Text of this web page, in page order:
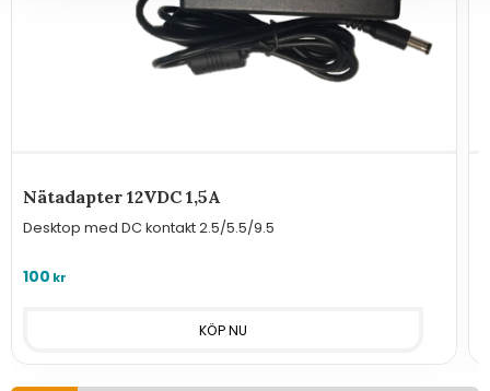
Nätadapter 12VDC 1,5A
Desktop med DC kontakt 2.5/5.5/9.5
100 kr